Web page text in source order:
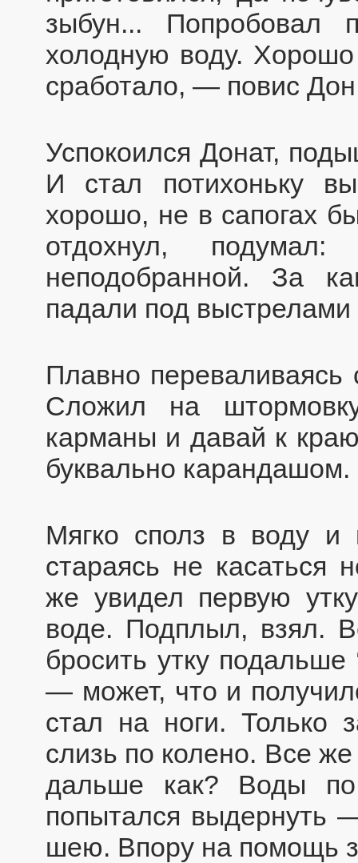
зыбун... Попробовал
холодную воду.
сработало, — повис Дон
Успокоился Донат,
И стал потихоньку
хорошо, не в сапогах
отдохнул,
неподобранной. За
падали под выстрелами
Плавно переваливаясь
Сложил на
карманы и давай к
буквально карандашом.
Мягко сполз в воду и
стараясь не касаться
же увидел первую
воде. Подплыл, взял.
бросить утку
— может, что и
стал на ноги. Только
слизь по колено. Все
дальше как? Воды по
попытался выдернуть
шею. Впору на помощь